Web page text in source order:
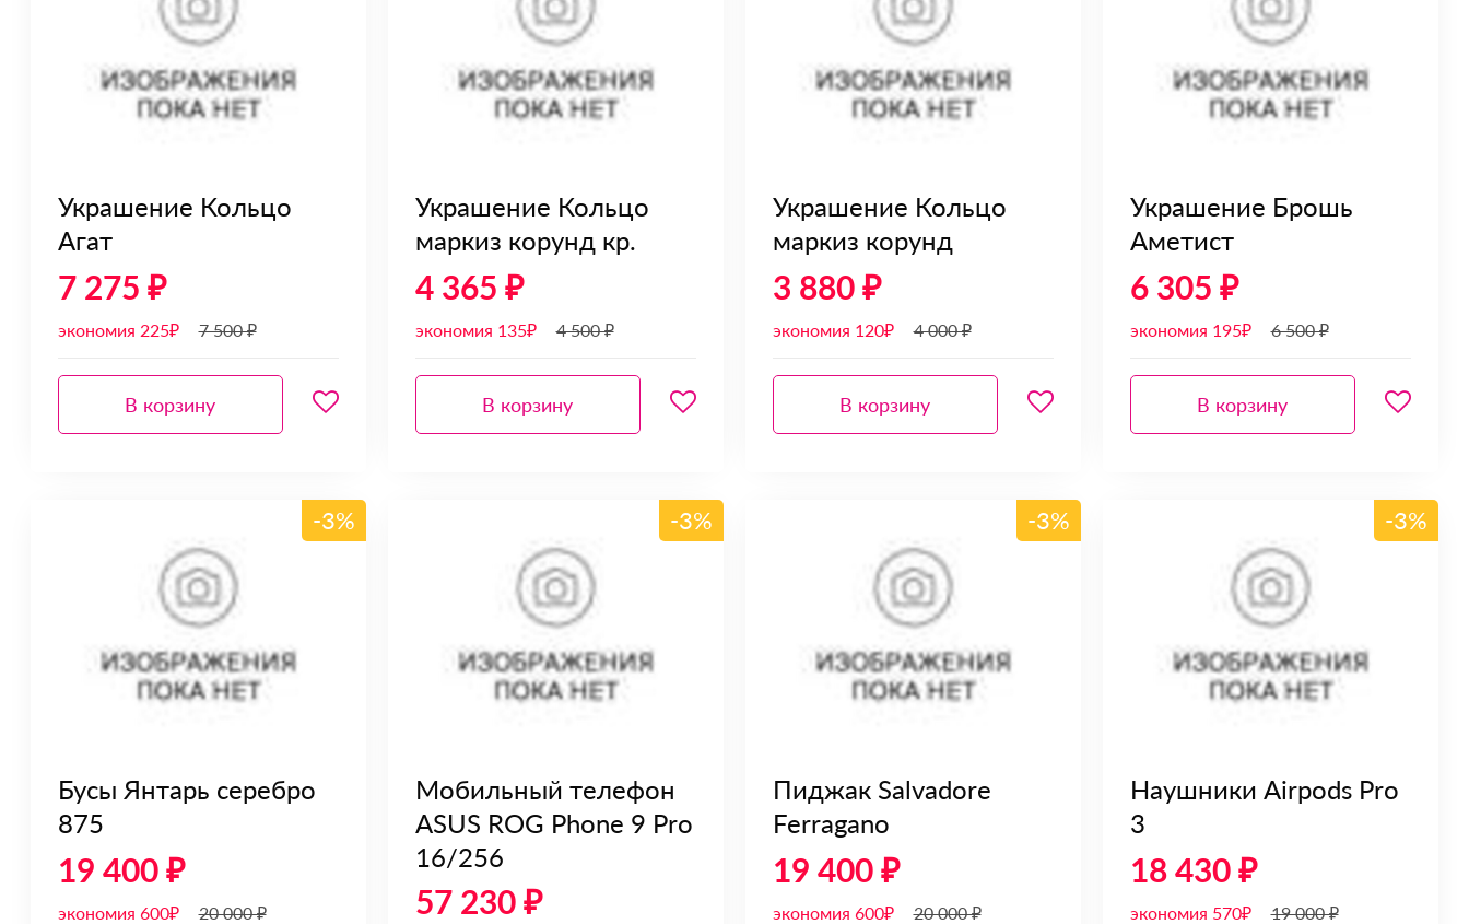
Украшение Кольцо
Агат
7 275 ₽
экономия 225₽ 7 500 ₽
В корзину
Украшение Кольцо
маркиз корунд кр.
4 365 ₽
экономия 135₽ 4 500 ₽
В корзину
Украшение Кольцо
маркиз корунд
3 880 ₽
экономия 120₽ 4 000 ₽
В корзину
Украшение Брошь
Аметист
6 305 ₽
экономия 195₽ 6 500 ₽
В корзину
-3%
Бусы Янтарь серебро
875
19 400 ₽
экономия 600₽ 20 000 ₽
-3%
Мобильный телефон
ASUS ROG Phone 9 Pro
16/256
57 230 ₽
-3%
Пиджак Salvadore
Ferragano
19 400 ₽
экономия 600₽ 20 000 ₽
-3%
Наушники Airpods Pro
3
18 430 ₽
экономия 570₽ 19 000 ₽